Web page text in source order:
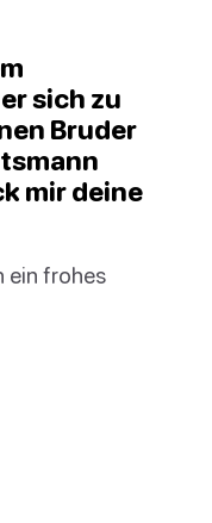
sich zu
Bruder
mir deine
ein frohes